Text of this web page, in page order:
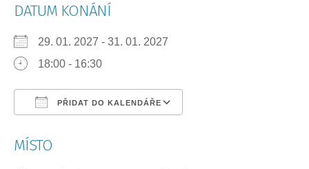
DATUM KONÁNÍ
29. 01. 2027 - 31. 01. 2027
18:00 - 16:30
PŘIDAT DO KALENDÁŘE
MÍSTO